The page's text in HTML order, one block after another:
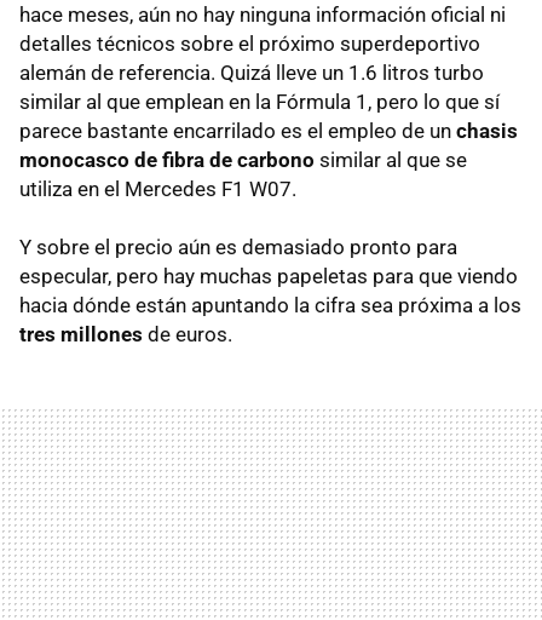
hace meses, aún no hay ninguna información oficial ni
detalles técnicos sobre el próximo superdeportivo
alemán de referencia. Quizá lleve un 1.6 litros turbo
similar al que emplean en la Fórmula 1, pero lo que sí
parece bastante encarrilado es el empleo de un chasis
monocasco de fibra de carbono similar al que se
utiliza en el Mercedes F1 W07.
Y sobre el precio aún es demasiado pronto para
especular, pero hay muchas papeletas para que viendo
hacia dónde están apuntando la cifra sea próxima a los
tres millones de euros.